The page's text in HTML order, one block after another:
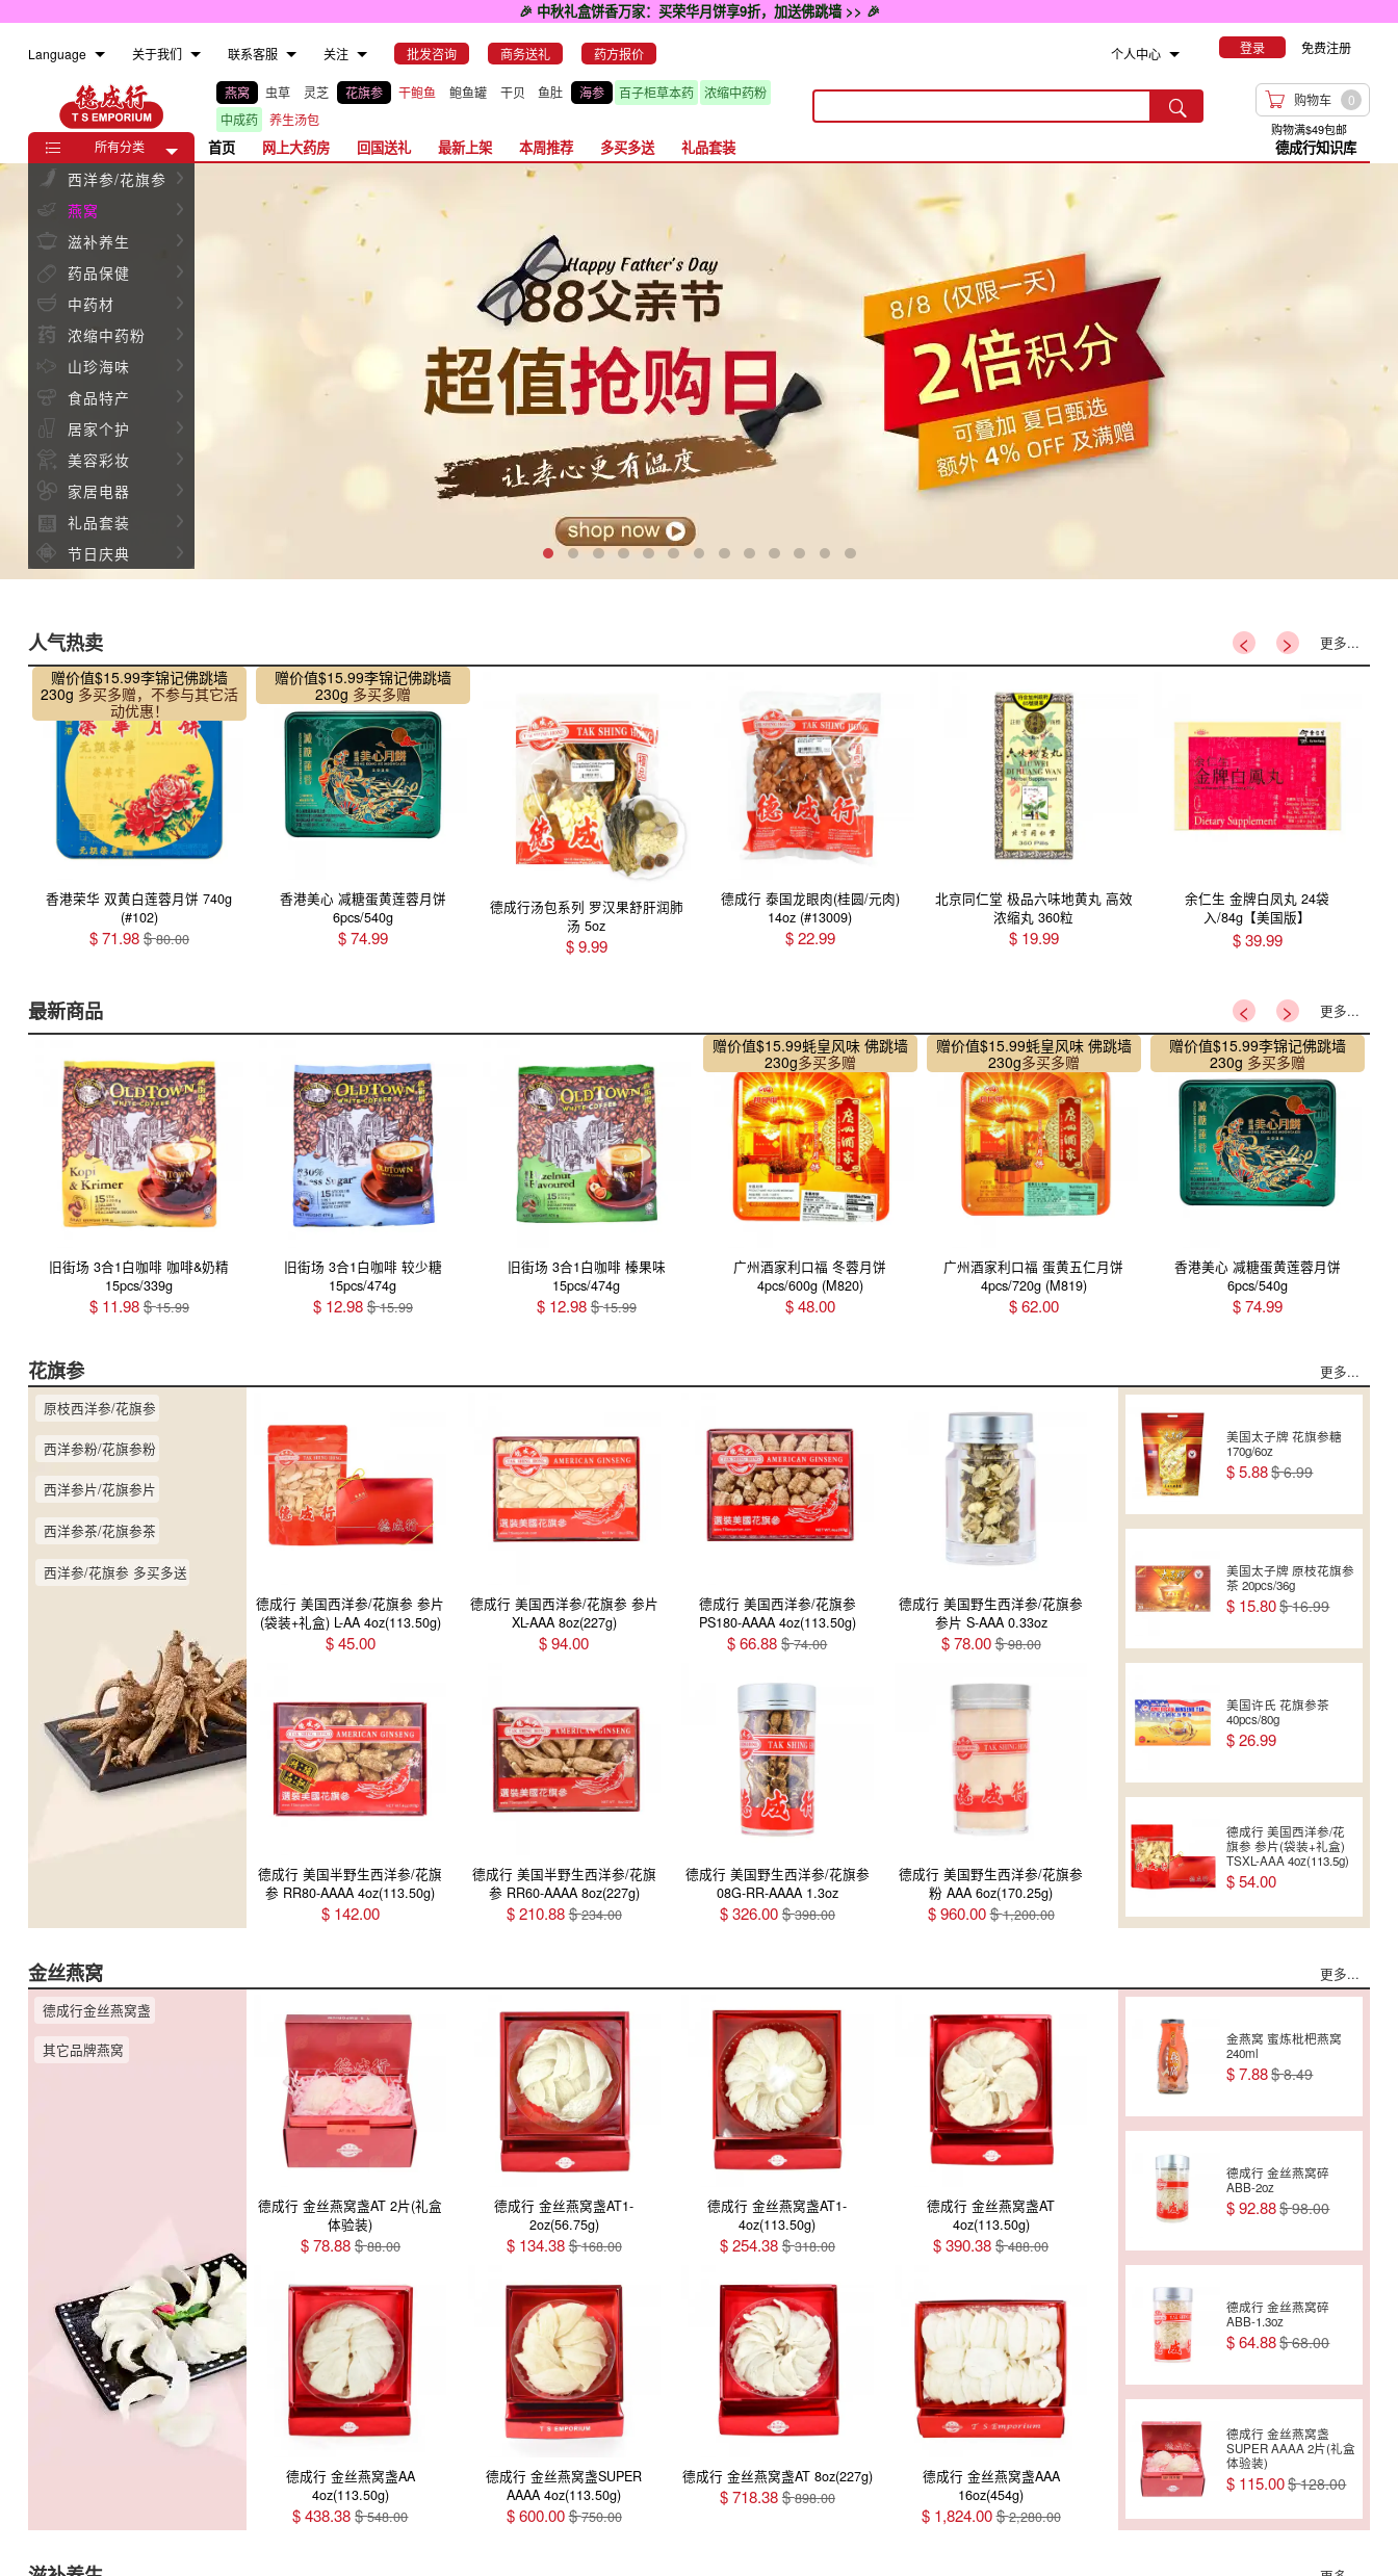
🎉 中秋礼盒饼香万家：买荣华月饼享9折，加送佛跳墙 >> 🎉
Language 关于我们 联系客服 关注 批发咨询 商务送礼 药方报价 个人中心 登录 免费注册
燕窝 虫草 灵芝 花旗参 干鲍鱼 鲍鱼罐 干贝 鱼肚 海参 百子柜草本药
浓缩中药粉
中成药
养生汤包   购物车 0
购物满$49包邮

所有分类
 西洋参/花旗参 
 燕窝 
 滋补养生 
 药品保健 
 中药材 
 浓缩中药粉 
 山珍海味 
 食品特产 
 居家个护 
 美容彩妆 
 家居电器 
 礼品套装 
 节日庆典 
首页 网上大药房 回国送礼 最新上架 本周推荐 多买多送 礼品套装 德成行知识库
人气热卖 < > 更多...
香港荣华 双黄白莲蓉月饼 740g
(#102)
赠价值$15.99李锦记佛跳墙
230g 多买多赠，不参与其它活
动优惠！
$71.98$80.00
香港美心 减糖蛋黄莲蓉月饼
6pcs/540g
赠价值$15.99李锦记佛跳墙
230g 多买多赠
$74.99
德成行汤包系列 罗汉果舒肝润肺
汤 5oz
$9.99
德成行 泰国龙眼肉(桂圆/元肉)
14oz (#13009)
$22.99
北京同仁堂 极品六味地黄丸 高效
浓缩丸 360粒
$ 19.99
余仁生 金牌白凤丸 24袋
入/84g【美国版】
*Exp(M/D/Y):01/01/2027
$39.99
最新商品 < > 更多...
旧街场 3合1白咖啡 咖啡&奶精
15pcs/339g
$ 11.98$15.99
旧街场 3合1白咖啡 较少糖
15pcs/474g
$ 12.98$15.99
旧街场 3合1白咖啡 榛果味
15pcs/474g
$ 12.98$15.99
广州酒家利口福 冬蓉月饼
4pcs/600g (M820)
赠价值$15.99蚝皇风味 佛跳墙
230g多买多赠
$48.00
广州酒家利口福 蛋黄五仁月饼
4pcs/720g (M819)
赠价值$15.99蚝皇风味 佛跳墙
230g多买多赠
$62.00
香港美心 减糖蛋黄莲蓉月饼
6pcs/540g
赠价值$15.99李锦记佛跳墙
230g 多买多赠
$74.99
花旗参
更多...
原枝西洋参/花旗参
西洋参粉/花旗参粉
西洋参片/花旗参片
西洋参茶/花旗参茶
西洋参/花旗参 多买多送
德成行 美国西洋参/花旗参 参片
(袋装+礼盒) L-AA 4oz(113.50g)
$45.00
德成行 美国西洋参/花旗参 参片
XL-AAA 8oz(227g)
$94.00
德成行 美国西洋参/花旗参
PS180-AAAA 4oz(113.50g)
$66.88 $74.00
德成行 美国野生西洋参/花旗参
参片 S-AAA 0.33oz
$78.00$98.00
德成行 美国半野生西洋参/花旗
参 RR80-AAAA 4oz(113.50g)
$ 142.00
德成行 美国半野生西洋参/花旗
参 RR60-AAAA 8oz(227g)
$210.88$234.00
德成行 美国野生西洋参/花旗参
08G-RR-AAAA 1.3oz
$326.00$398.00
德成行 美国野生西洋参/花旗参
粉 AAA 6oz(170.25g)
$960.00$1,200.00
美国太子牌 花旗参糖
170g/6oz
$5.88$6.99
美国太子牌 原枝花旗参
茶 20pcs/36g
$ 15.80$16.99
美国许氏 花旗参茶
40pcs/80g
$26.99
德成行 美国西洋参/花
旗参 参片(袋装+礼盒)
TSXL-AAA 4oz(113.5g)
$54.00
德成行 美国西洋参/花
旗参 参片(袋装+礼盒)
L-AA 4oz(113.50g)
旗参 参片 XL-AAA
4oz(113.50g)
旗参(袋装+礼盒)
TS180-AA 8oz(227g)
PTS180-AA
4oz(113.50g)
$ 40.00
旗参粉 AAA
7oz(198.63g)
金丝燕窝
更多...
德成行金丝燕窝盏
其它品牌燕窝
德成行 金丝燕窝盏AT 2片(礼盒
体验装)
$78.88$88.00
德成行 金丝燕窝盏AT1-
2oz(56.75g)
$ 134.38$168.00
德成行 金丝燕窝盏AT1-
4oz(113.50g)
$254.38$318.00
德成行 金丝燕窝盏AT
4oz(113.50g)
$390.38$488.00
德成行 金丝燕窝盏AA
4oz(113.50g)
$438.38 $548.00
德成行 金丝燕窝盏SUPER
AAAA 4oz(113.50g)
$600.00$750.00
德成行 金丝燕窝盏AT 8oz(227g)
$718.38$898.00
德成行 金丝燕窝盏AAA
16oz(454g)
$ 1,824.00$2,280.00
金燕窝 蜜炼枇杷燕窝
240ml
$7.88$8.49
德成行 金丝燕窝碎
ABB-2oz
$92.88$98.00
德成行 金丝燕窝碎
ABB-1.3oz
$64.88$68.00
德成行 金丝燕窝盏
SUPER AAAA 2片(礼盒
体验装)
$ 115.00$128.00